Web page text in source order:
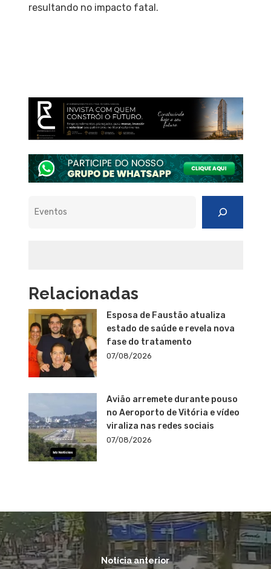
resultando no impacto fatal.
Relacionadas
Esposa de Faustão atualiza
estado de saúde e revela nova
fase do tratamento
07/08/2026
Avião arremete durante pouso
no Aeroporto de Vitória e vídeo
viraliza nas redes sociais
07/08/2026
Notícia anterior